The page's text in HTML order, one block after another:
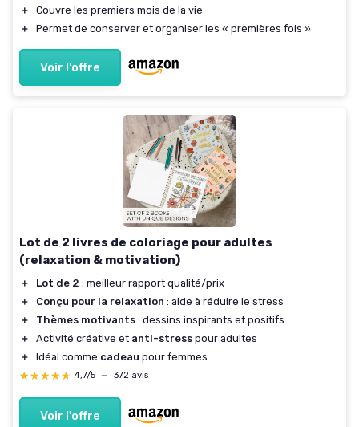
＋
Couvre les premiers mois de la vie
＋
Permet de conserver et organiser les « premières fois »
Voir l'offre
Lot de 2 livres de coloriage pour adultes
(relaxation & motivation)
＋ Lot de 2 : meilleur rapport qualité/prix
＋
Conçu pour la relaxation : aide à réduire le stress
＋
Thèmes motivants : dessins inspirants et positifs
＋
Activité créative et anti-stress pour adultes
＋
Idéal comme cadeau pour femmes
★★★★★
★★★★★ 4,7/5 — 372 avis
Voir l'offre